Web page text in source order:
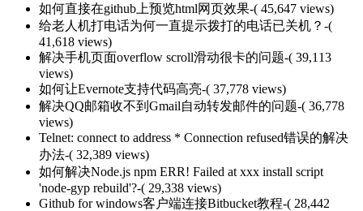
如何直接在github上预览html网页效果-( 45,647 views)
给老人机打电话为何一直提示拨打的电话已关机？ -(
41,618 views)
解决手机页面overflow scroll滑动很卡的问题-( 39,113
views)
如何让Evernote支持代码高亮-( 37,778 views)
解决QQ邮箱收不到Gmail自动转发邮件的问题-( 36,778
views)
Telnet: connect to address * Connection refused错误的解决
办法-( 32,389 views)
如何解决Node.js npm ERR! Failed at xxx install script
'node-gyp rebuild'?-( 29,338 views)
Github for windows客户端连接Bitbucket教程-( 28,442